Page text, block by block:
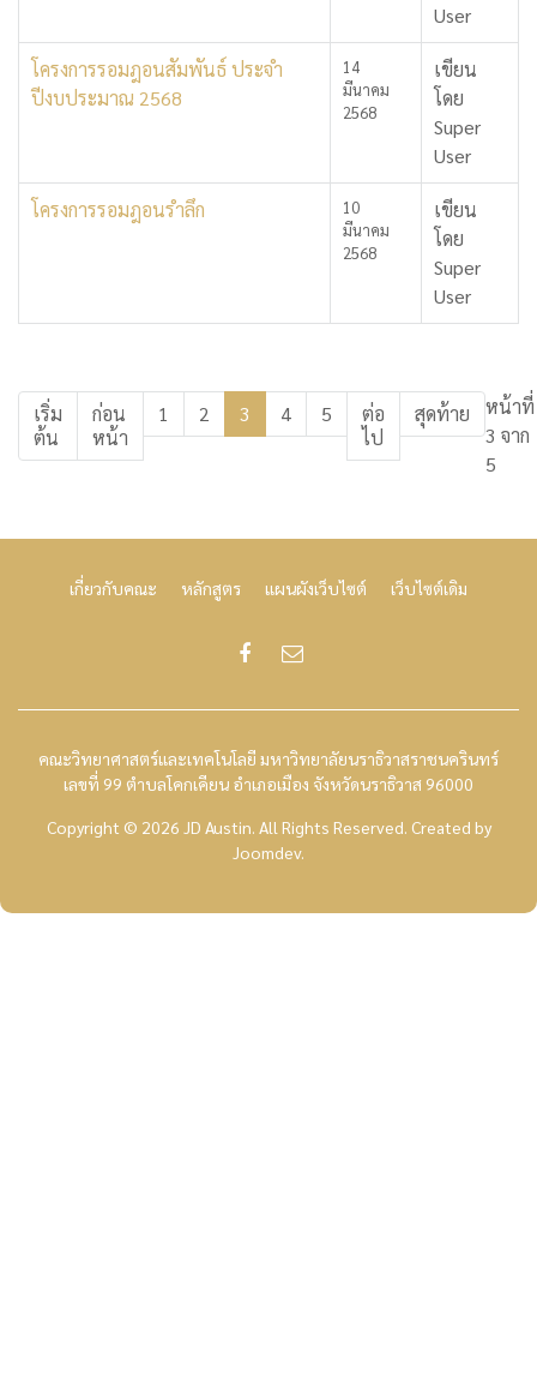
User
โครงการรอมฎอนสัมพันธ์ ประจำ
ปีงบประมาณ 2568
14
มีนาคม
2568
เขียน
โดย
Super
User
โครงการรอมฎอนรำลึก
10
มีนาคม
2568
เขียน
โดย
Super
User
เริ่ม
ต้น
ก่อน
หน้า
1 2 3 4 5
ต่อ
ไป
สุดท้าย
หน้าที่
3 จาก
5
เกี่ยวกับคณะ หลักสูตร แผนผังเว็บไซต์ เว็บไซต์เดิม
คณะวิทยาศาสตร์และเทคโนโลยี มหาวิทยาลัยนราธิวาสราชนครินทร์
เลขที่ 99 ตำบลโคกเคียน อำเภอเมือง จังหวัดนราธิวาส 96000
Copyright © 2026 JD Austin. All Rights Reserved. Created by
Joomdev.